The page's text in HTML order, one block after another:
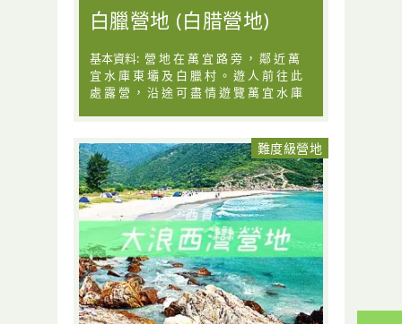
白臘營地 (白腊營地)
基本資料: 營 地 在 萬 宜 路 旁 ， 鄰 近 萬
宜 水 庫 東 壩 及 白 臘 村 。 遊 人 前 往 此
處 露 營 ， 沿 途 可 盡 情 遊 覽 萬 宜 水 庫
難度級營地